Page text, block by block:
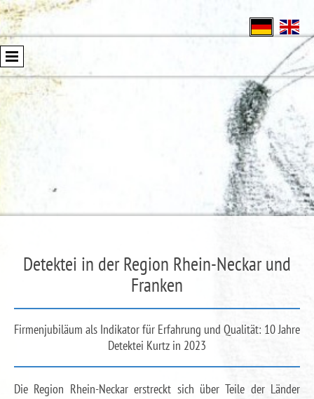
Detektei in der Region Rhein-Neckar und
Franken
Firmenjubiläum als Indikator für Erfahrung und Qualität: 10 Jahre
Detektei Kurtz in 2023
Die Region Rhein-Neckar erstreckt sich über Teile der Länder